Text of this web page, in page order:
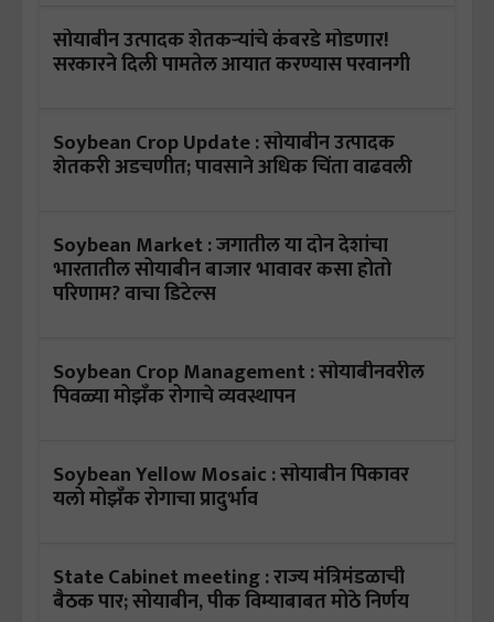
सोयाबीन उत्पादक शेतकऱ्यांचे कंबरडे मोडणार!
सरकारने दिली पामतेल आयात करण्यास परवानगी
Soybean Crop Update : सोयाबीन उत्पादक
शेतकरी अडचणीत; पावसाने अधिक चिंता वाढवली
Soybean Market : जगातील या दोन देशांचा
भारतातील सोयाबीन बाजार भावावर कसा होतो
परिणाम? वाचा डिटेल्स
Soybean Crop Management : सोयाबीनवरील
पिवळ्या मोझँक रोगाचे व्यवस्थापन
Soybean Yellow Mosaic : सोयाबीन पिकावर
यलो मोझँक रोगाचा प्रादुर्भाव
State Cabinet meeting : राज्य मंत्रिमंडळाची
बैठक पार; सोयाबीन, पीक विम्याबाबत मोठे निर्णय